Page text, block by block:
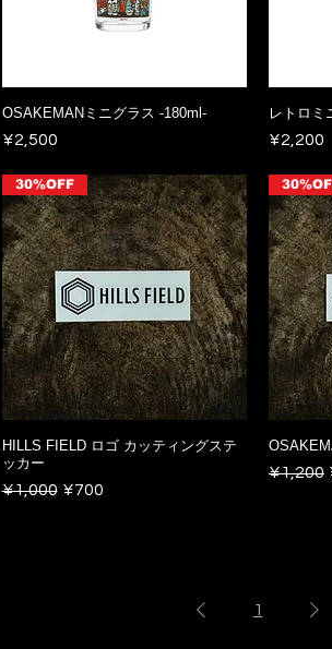
OSAKEMANミニグラス -180ml-
Price
¥2,500
レトロミ
Price
¥2,200
30%OFF
HILLS FIELD ロゴ カッティングステ
ッカー
Regular Price
¥1,000 Sale Price
¥700
Regular
¥1,200
1